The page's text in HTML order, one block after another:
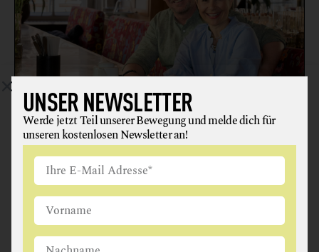
SALONPLAFOND IM MAK
RESTAURANT
1010 Wien
UNSER NEWSLETTER
Werde jetzt Teil unserer Bewegung und melde dich für
unseren kostenlosen Newsletter an!